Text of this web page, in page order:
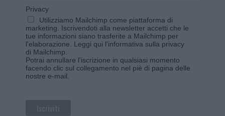
Privacy
Utilizziamo Mailchimp come piattaforma di
marketing. Iscrivendoti alla newsletter accetti che le
tue informazioni siano trasferite a Mailchimp per
l'elaborazione. Leggi qui l'informativa sulla privacy
di Mailchimp
Potrai annullare l'iscrizione in qualsiasi momento
facendo clic sul collegamento nel piè di pagina delle
nostre e-mail.